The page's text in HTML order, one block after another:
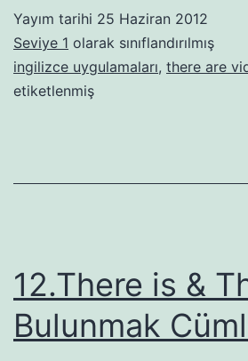
Yayım tarihi 25 Haziran 2012
Seviye 1 olarak sınıflandırılmış
ingilizce uygulamaları, there are
etiketlenmiş
12.There is &
Bulunmak